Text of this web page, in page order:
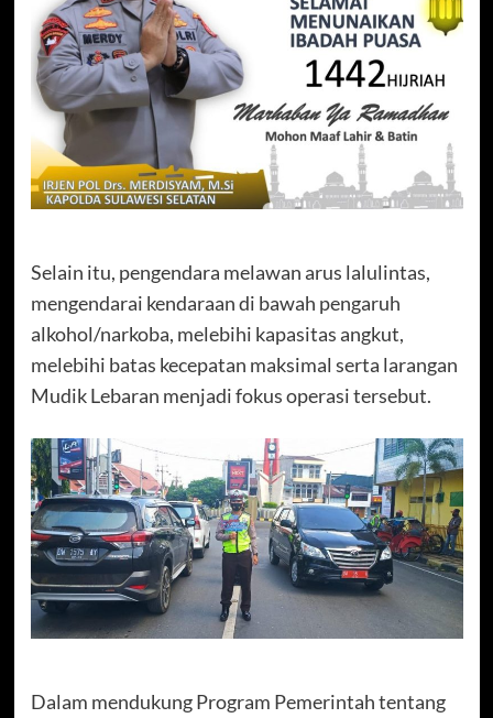
Selain itu, pengendara melawan arus lalulintas,
mengendarai kendaraan di bawah pengaruh
alkohol/narkoba, melebihi kapasitas angkut,
melebihi batas kecepatan maksimal serta larangan
Mudik Lebaran menjadi fokus operasi tersebut.
Dalam mendukung Program Pemerintah tentang